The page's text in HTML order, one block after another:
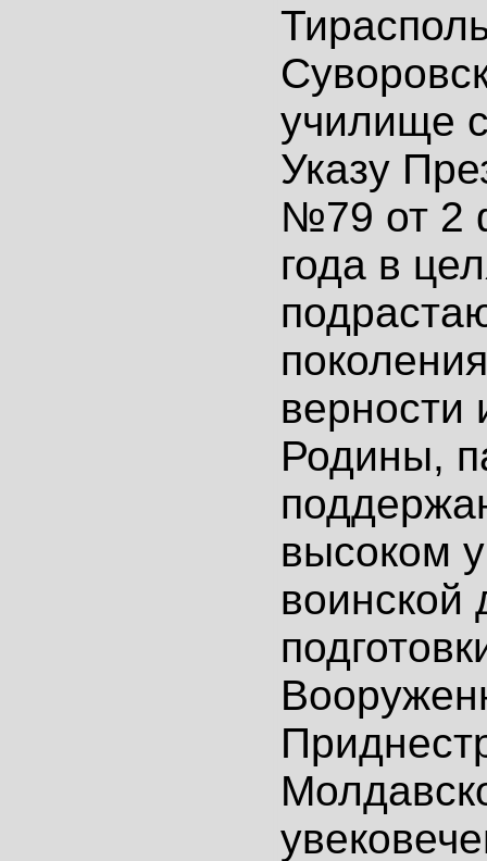
училище
Указу
№79 от 2
года в
верности
Родины,
высоком
воинской